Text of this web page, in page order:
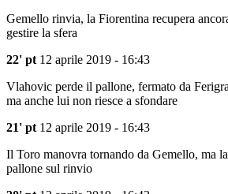
Gemello rinvia, la Fiorentina recupera
gestire la sfera
22' pt 12 aprile 2019 - 16:43
Vlahovic perde il pallone, fermato da
ma anche lui non riesce a sfondare
21' pt 12 aprile 2019 - 16:43
Il Toro manovra tornando da Gemello, ma
pallone sul rinvio